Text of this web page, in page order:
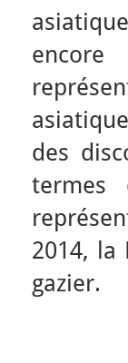
des
termes
2014, la
gazier.